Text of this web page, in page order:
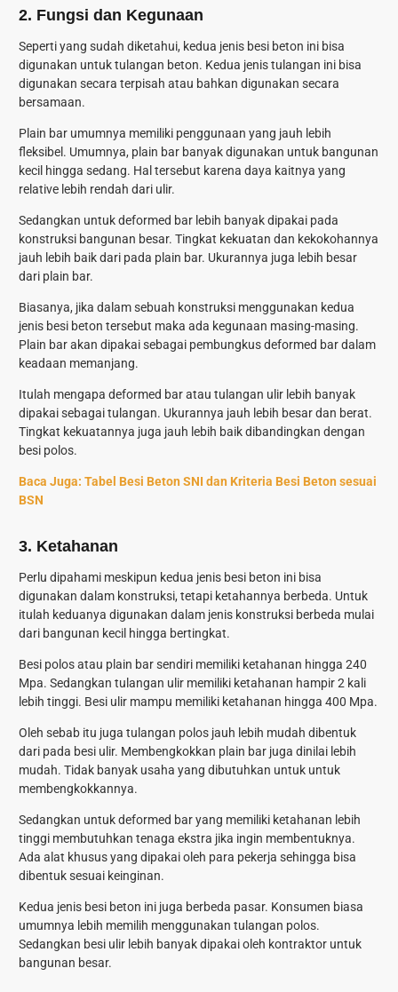
2. Fungsi dan Kegunaan
Seperti yang sudah diketahui, kedua jenis besi beton ini bisa
digunakan untuk tulangan beton. Kedua jenis tulangan ini bisa
digunakan secara terpisah atau bahkan digunakan secara
bersamaan.
Plain bar umumnya memiliki penggunaan yang jauh lebih
fleksibel. Umumnya, plain bar banyak digunakan untuk bangunan
kecil hingga sedang. Hal tersebut karena daya kaitnya yang
relative lebih rendah dari ulir.
Sedangkan untuk deformed bar lebih banyak dipakai pada
konstruksi bangunan besar. Tingkat kekuatan dan kekokohannya
jauh lebih baik dari pada plain bar. Ukurannya juga lebih besar
dari plain bar.
Biasanya, jika dalam sebuah konstruksi menggunakan kedua
jenis besi beton tersebut maka ada kegunaan masing-masing.
Plain bar akan dipakai sebagai pembungkus deformed bar dalam
keadaan memanjang.
Itulah mengapa deformed bar atau tulangan ulir lebih banyak
dipakai sebagai tulangan. Ukurannya jauh lebih besar dan berat.
Tingkat kekuatannya juga jauh lebih baik dibandingkan dengan
besi polos.
Baca Juga: Tabel Besi Beton SNI dan Kriteria Besi Beton sesuai
BSN
3. Ketahanan
Perlu dipahami meskipun kedua jenis besi beton ini bisa
digunakan dalam konstruksi, tetapi ketahannya berbeda. Untuk
itulah keduanya digunakan dalam jenis konstruksi berbeda mulai
dari bangunan kecil hingga bertingkat.
Besi polos atau plain bar sendiri memiliki ketahanan hingga 240
Mpa. Sedangkan tulangan ulir memiliki ketahanan hampir 2 kali
lebih tinggi. Besi ulir mampu memiliki ketahanan hingga 400 Mpa.
Oleh sebab itu juga tulangan polos jauh lebih mudah dibentuk
dari pada besi ulir. Membengkokkan plain bar juga dinilai lebih
mudah. Tidak banyak usaha yang dibutuhkan untuk untuk
membengkokkannya.
Sedangkan untuk deformed bar yang memiliki ketahanan lebih
tinggi membutuhkan tenaga ekstra jika ingin membentuknya.
Ada alat khusus yang dipakai oleh para pekerja sehingga bisa
dibentuk sesuai keinginan.
Kedua jenis besi beton ini juga berbeda pasar. Konsumen biasa
umumnya lebih memilih menggunakan tulangan polos.
Sedangkan besi ulir lebih banyak dipakai oleh kontraktor untuk
bangunan besar.